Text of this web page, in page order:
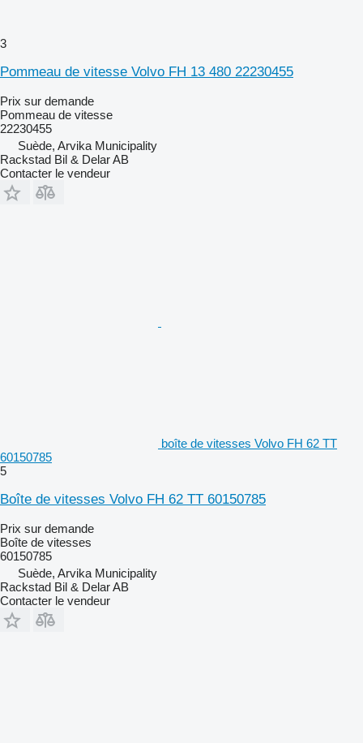
3
Pommeau de vitesse Volvo FH 13 480 22230455
Prix sur demande
Pommeau de vitesse
22230455
Suède, Arvika Municipality
Rackstad Bil & Delar AB
Contacter le vendeur
boîte de vitesses Volvo FH 62 TT
60150785
5
Boîte de vitesses Volvo FH 62 TT 60150785
Prix sur demande
Boîte de vitesses
60150785
Suède, Arvika Municipality
Rackstad Bil & Delar AB
Contacter le vendeur